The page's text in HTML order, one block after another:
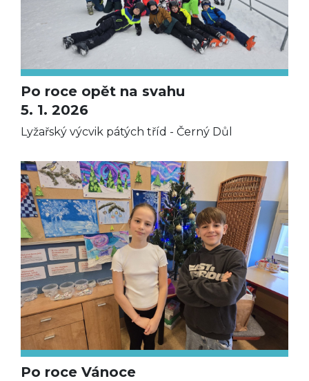
Po roce opět na svahu
5. 1. 2026
Lyžařský výcvik pátých tříd - Černý Důl
Po roce Vánoce